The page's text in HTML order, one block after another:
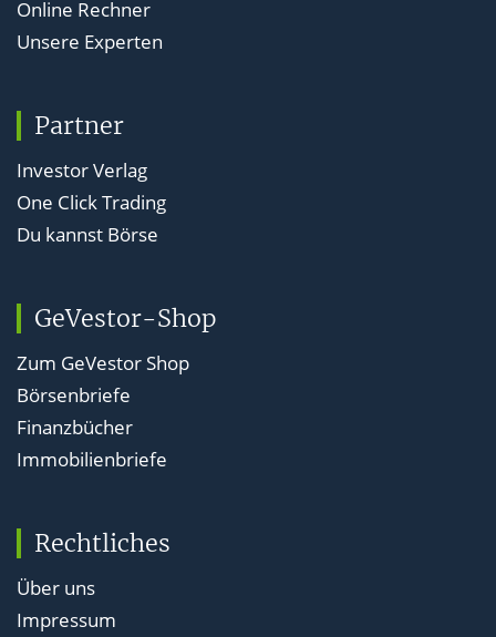
Online Rechner
Unsere Experten
Partner
Investor Verlag
One Click Trading
Du kannst Börse
GeVestor-Shop
Zum GeVestor Shop
Börsenbriefe
Finanzbücher
Immobilienbriefe
Rechtliches
Über uns
Impressum